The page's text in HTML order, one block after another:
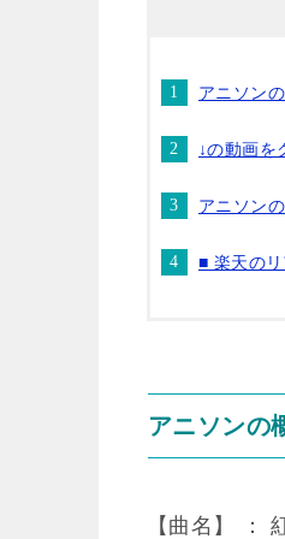
アニソン
↓の動画を
アニソン
■ 楽天の
アニソンの
【曲名】 ：